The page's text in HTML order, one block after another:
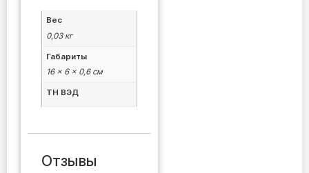
Вес
0,03 кг
Габариты
16 × 6 × 0,6 см
ТН ВЭД
Отзывы